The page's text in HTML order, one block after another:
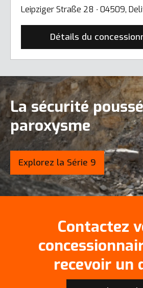
Leipziger Straße 28 ∙ 04509,
Détails du
La sécurité
paroxysme
Explorez la Série 9
Contactez
recevoir un